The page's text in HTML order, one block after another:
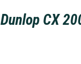
Dunlop CX